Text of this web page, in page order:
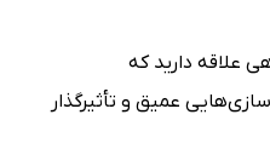
علاقه دارید که
عمیق و تأثیرگذار